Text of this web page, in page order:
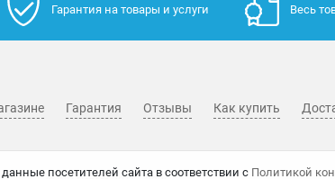
посетителей сайта в соответствии с Политикой
Гарантия на товары и услуги Весь
Гарантия Отзывы Как купить